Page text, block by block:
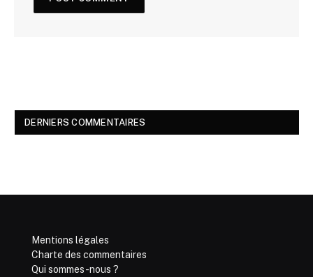
DERNIERS COMMENTAIRES
Mentions légales
Charte des commentaires
Qui sommes-nous ?